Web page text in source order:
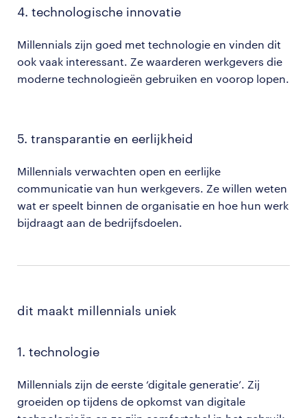
4. technologische innovatie
Millennials zijn goed met technologie en vinden dit
ook vaak interessant. Ze waarderen werkgevers die
moderne technologieën gebruiken en voorop lopen.
5. transparantie en eerlijkheid
Millennials verwachten open en eerlijke
communicatie van hun werkgevers. Ze willen weten
wat er speelt binnen de organisatie en hoe hun werk
bijdraagt aan de bedrijfsdoelen​​.
dit maakt millennials uniek
1. technologie
Millennials zijn de eerste ‘digitale generatie’. Zij
groeiden op tijdens de opkomst van digitale